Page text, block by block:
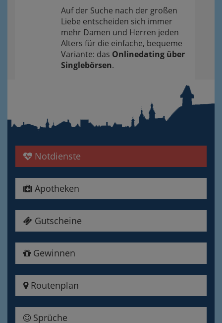
Auf der Suche nach der großen
Liebe entscheiden sich immer
mehr Damen und Herren jeden
Alters für die einfache, bequeme
Variante: das Onlinedating über
Singlebörsen.
Notdienste
Apotheken
Gutscheine
Gewinnen
Routenplan
Sprüche